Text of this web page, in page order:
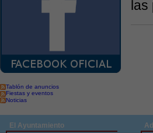
Tablón de anuncios
Fiestas y eventos
Noticias
las
El Ayuntamiento